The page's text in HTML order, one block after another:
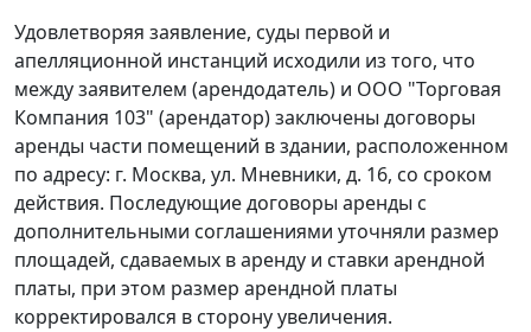
Удовлетворяя заявление, суды первой и
апелляционной инстанций исходили из того, что
между заявителем (арендодатель) и ООО "Торговая
Компания 103" (арендатор) заключены договоры
аренды части помещений в здании, расположенном
по адресу: г. Москва, ул. Мневники, д. 16, со сроком
действия. Последующие договоры аренды с
дополнительными соглашениями уточняли размер
площадей, сдаваемых в аренду и ставки арендной
платы, при этом размер арендной платы
корректировался в сторону увеличения.